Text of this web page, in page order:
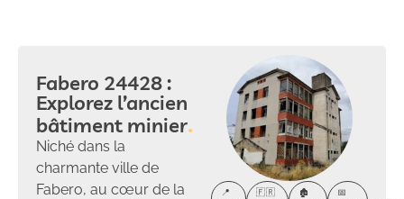
Fabero 24428 :
Explorez l’ancien
bâtiment minier
Niché dans la
charmante ville de
Fabero, au cœur de la
📍
🇫🇷
🏚️
📅